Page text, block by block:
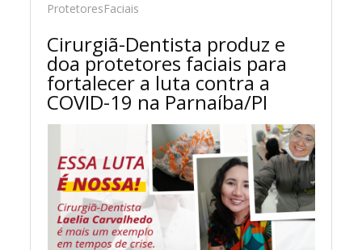
ProtetoresFaciais
Cirurgiã-Dentista produz e
doa protetores faciais para
fortalecer a luta contra a
COVID-19 na Parnaíba/PI